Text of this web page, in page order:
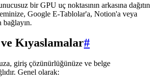
bir GPU uç noktasının arkasına dağıtın
Google E-Tablolar'a, Notion'a veya
bağlayın.
Kıyaslamalar#
giriş çözünürlüğünüze ve belge
Genel olarak: